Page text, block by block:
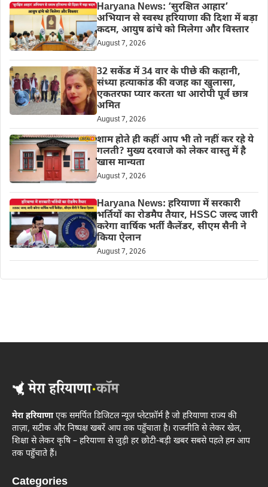
Haryana News: ‘सुरक्षित आहार’
अभियान से स्वस्थ हरियाणा की दिशा में बड़ा
कदम, आयुष ढांचे को मिलेगा और विस्तार
August 7, 2026
32 सकेंड में 34 वार के पीछे की कहानी,
संध्या हत्याकांड की वजह का खुलासा,
एकतरफा प्यार करता था आरोपी पूर्व छात्र
अमित
August 7, 2026
शाम होते ही कहीं आप भी तो नहीं कर रहे ये
गलती? मुख्य दरवाजे को लेकर वास्तु में है
खास मान्यता
August 7, 2026
Haryana News: हरियाणा में सरकारी
भर्तियों का रोडमैप तैयार, HSSC जल्द जारी
करेगा वार्षिक भर्ती कैलेंडर, सीएम सैनी ने
किया ऐलान
August 7, 2026
मेरा हरियाणाएक समर्पित डिजिटल न्यूज़ प्लेटफ़ॉर्म है जो हरियाणा राज्य की
ताज़ा, सटीक और निष्पक्ष खबरें आप तक पहुँचाता है। राजनीति से लेकर खेल,
शिक्षा से लेकर कृषि – हरियाणा से जुड़ी हर छोटी-बड़ी खबर सबसे पहले हम आप
तक पहुँचाते हैं।
Categories